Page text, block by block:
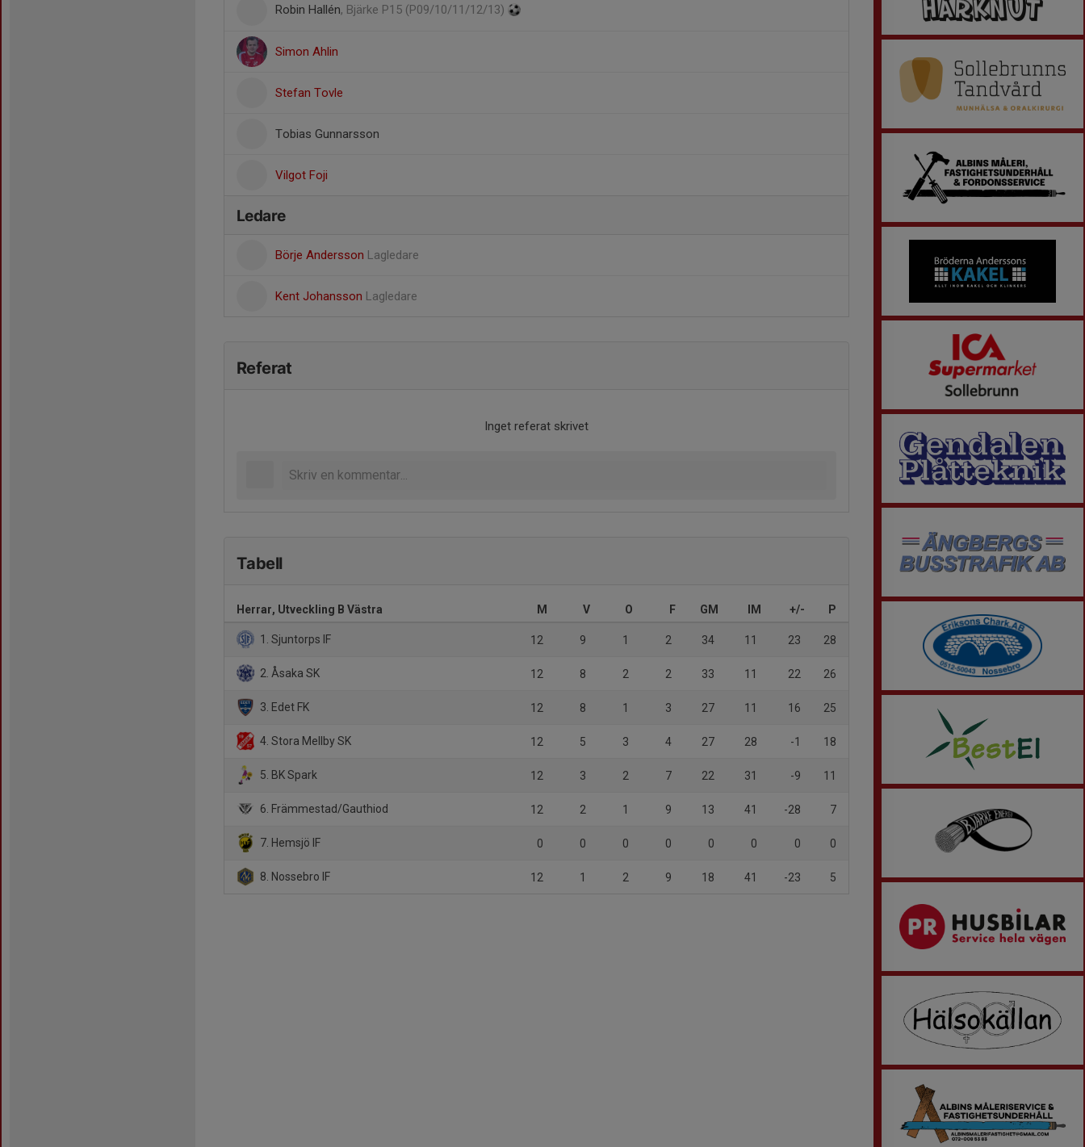
Robin Hallén, Bjärke P15 (P09/10/11/12/13)
Simon Ahlin
Stefan Tovle
Tobias Gunnarsson
Vilgot Foji
Ledare
Börje Andersson Lagledare
Kent Johansson Lagledare
Referat
Inget referat skrivet
Tabell
Herrar, Utveckling B Västra M V O F GM IM +/- P
1. Sjuntorps IF 12 9 1 2 34 11 23 28
2. Åsaka SK 12 8 2 2 33 11 22 26
3. Edet FK 12 8 1 3 27 11 16 25
4. Stora Mellby SK 12 5 3 4 27 28 -1 18
5. BK Spark 12 3 2 7 22 31 -9 11
6. Främmestad/Gauthiod 12 2 1 9 13 41 -28 7
7. Hemsjö IF 0 0 0 0 0 0 0 0
8. Nossebro IF 12 1 2 9 18 41 -23 5